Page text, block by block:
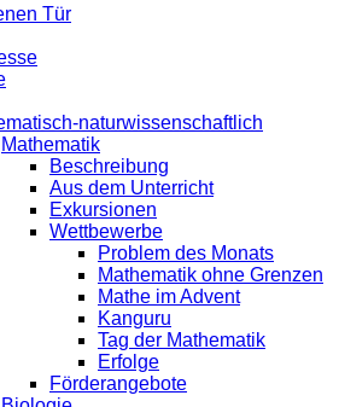
Tür
naturwissenschaftlich
Mathematik
Beschreibung
Aus dem Unterricht
Exkursionen
Wettbewerbe
Problem des Monats
Mathematik ohne Grenzen
Mathe im Advent
Kanguru
Tag der Mathematik
Erfolge
Förderangebote